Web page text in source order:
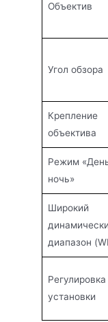
Объектив
Угол обзора
Крепление
объектива
Режим
ночь»
Широкий
диапазон
Регулировка
установки